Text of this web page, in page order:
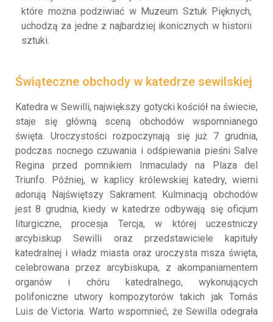
które można podziwiać w Muzeum Sztuk Pięknych,
uchodzą za jedne z najbardziej ikonicznych w historii
sztuki.
Świąteczne obchody w katedrze sewilskiej
Katedra w Sewilli, największy gotycki kościół na świecie,
staje się główną sceną obchodów wspomnianego
święta. Uroczystości rozpoczynają się już 7 grudnia,
podczas nocnego czuwania i odśpiewania pieśni Salve
Regina przed pomnikiem Inmaculady na Plaza del
Triunfo. Później, w kaplicy królewskiej katedry, wierni
adorują Najświętszy Sakrament. Kulminacją obchodów
jest 8 grudnia, kiedy w katedrze odbywają się oficjum
liturgiczne, procesja Tercja, w której uczestniczy
arcybiskup Sewilli oraz przedstawiciele kapituły
katedralnej i władz miasta oraz uroczysta msza święta,
celebrowana przez arcybiskupa, z akompaniamentem
organów i chóru katedralnego, wykonujących
polifoniczne utwory kompozytorów takich jak Tomás
Luis de Victoria. Warto wspomnieć, że Sewilla odegrała